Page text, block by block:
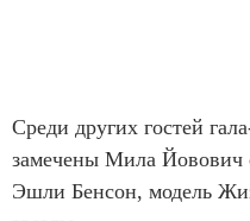
Среди других гостей
замечены Мила Йовович
Эшли Бенсон, модель